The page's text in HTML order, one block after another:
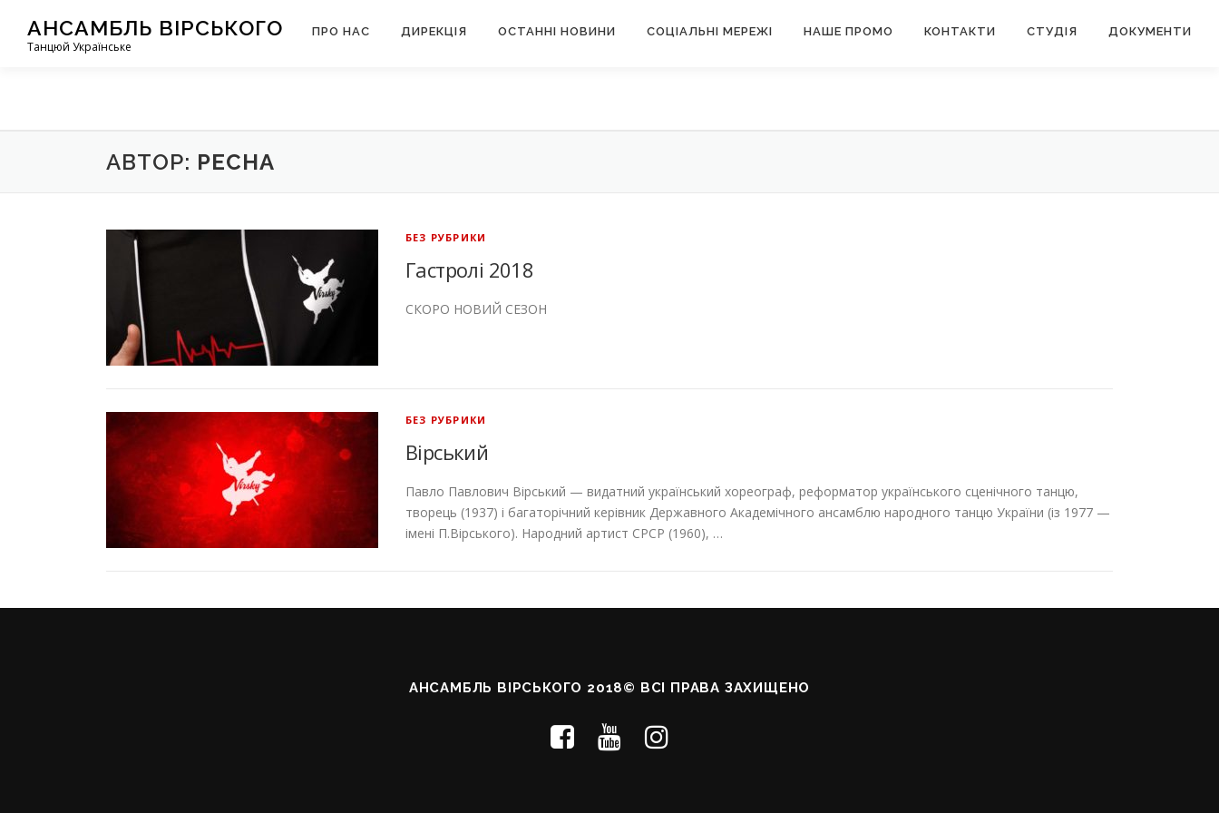
вмісту
АНСАМБЛЬ ВІРСЬКОГО
Танцюй Українське
ПРО НАС ДИРЕКЦІЯ ОСТАННІ НОВИНИ СОЦІАЛЬНІ МЕРЕЖІ НАШЕ ПРОМО КОНТАКТИ СТУДІЯ ДОКУМЕНТИ
АВТОР: PECHA
БЕЗ РУБРИКИ
Гастролі 2018
СКОРО НОВИЙ СЕЗОН
БЕЗ РУБРИКИ
Вірський
Павло Павлович Вірський — видатний україн­ський хореограф, реформатор українського сценіч­ного танцю,
творець (1937) і багаторічний керівник Державного Академічного ансамблю народного тан­цю України (із 1977 —
імені П.Вірського). Народ­ний артист СРСР (1960), …
АНСАМБЛЬ ВІРСЬКОГО 2018© ВСІ ПРАВА ЗАХИЩЕНО